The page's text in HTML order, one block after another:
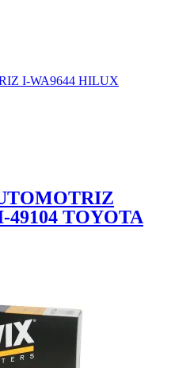
I-WA9644 HILUX
TOYOTA